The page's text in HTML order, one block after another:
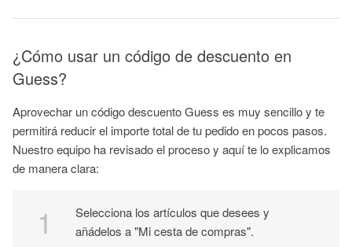
¿Cómo usar un código de descuento en
Guess?
Aprovechar un código descuento Guess es muy sencillo y te
permitirá reducir el importe total de tu pedido en pocos pasos.
Nuestro equipo ha revisado el proceso y aquí te lo explicamos
de manera clara:
Selecciona los artículos que desees y
añádelos a "Mi cesta de compras".